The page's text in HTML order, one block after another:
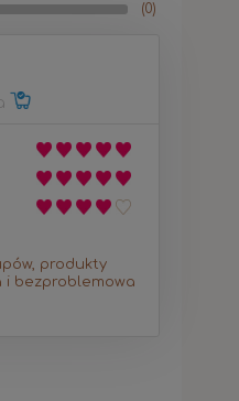
(0)
produkty
i bezproblemowa